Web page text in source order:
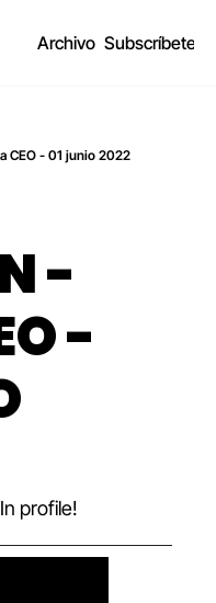
Archivo Subscríbete
CEO - 01 junio 2022
-
-
profile!